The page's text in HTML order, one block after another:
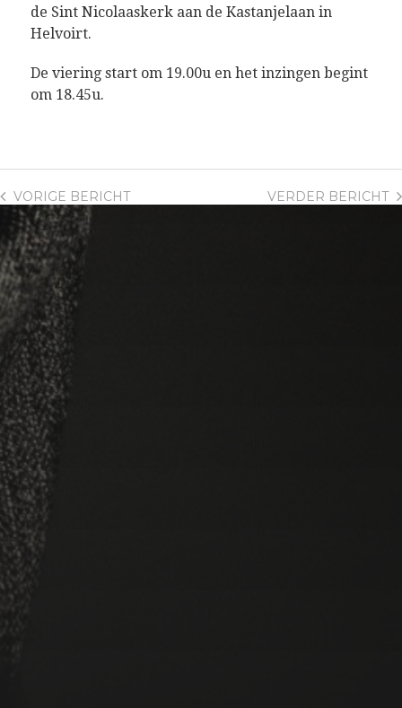
de Sint Nicolaaskerk aan de Kastanjelaan in
Helvoirt.
De viering start om 19.00u en het inzingen begint
om 18.45u.
VERDER BERICHT
VORIGE BERICHT
ALL 4 FUN